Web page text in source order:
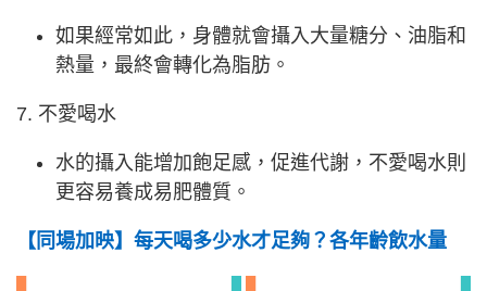
如果經常如此，身體就會攝入大量糖分、油脂和
熱量，最終會轉化為脂肪。
7. 不愛喝水
水的攝入能增加飽足感，促進代謝，不愛喝水則
更容易養成易肥體質。
【同場加映】每天喝多少水才足夠？各年齡飲水量